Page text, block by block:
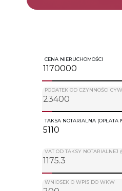
CENA NIERUCHOMOŚCI
PODATEK OD CZYNNOŚCI
TAKSA NOTARIALNA (OPŁATA
VAT OD TAKSY NOTARIALNEJ
WNIOSEK O WPIS DO WKW